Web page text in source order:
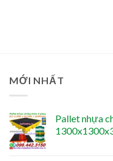
MỚI NHẤT
Pallet nhựa